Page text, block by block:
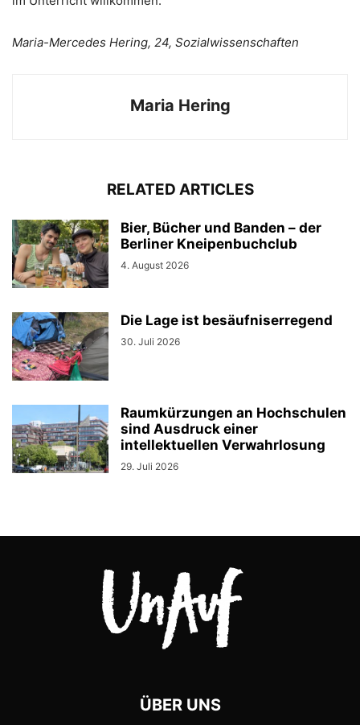
Maria-Mercedes Hering, 24, Sozialwissenschaften
Maria Hering
RELATED ARTICLES
Bier, Bücher und Banden – der
Berliner Kneipenbuchclub
4. August 2026
Die Lage ist besäufniserregend
30. Juli 2026
Raumkürzungen an Hochschulen
sind Ausdruck einer
intellektuellen Verwahrlosung
29. Juli 2026
ÜBER UNS